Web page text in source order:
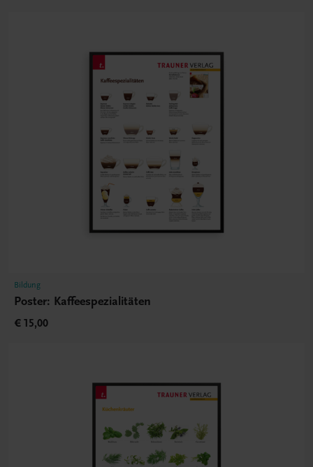
Bildung
Poster: Kaffeespezialitäten
€ 15,00